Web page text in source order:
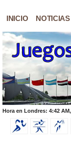
INICIO NOTICIAS
Hora en Londres: 4:42